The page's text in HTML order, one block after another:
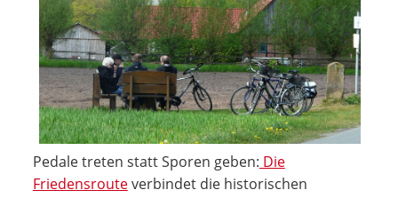
Pedale treten statt Sporen geben: Die
Friedensrouteverbindet die historischen